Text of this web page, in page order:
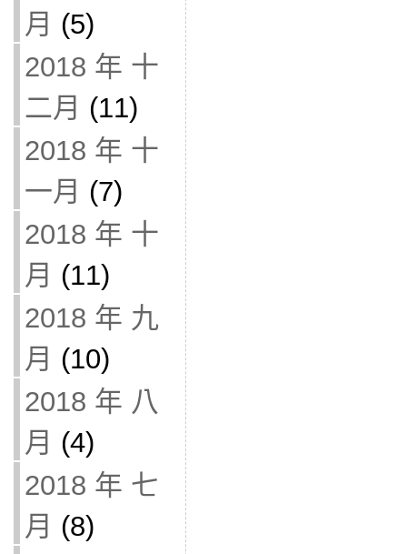
月 (5)
2018 年 十
二月 (11)
2018 年 十
一月 (7)
2018 年 十
月 (11)
2018 年 九
月 (10)
2018 年 八
月 (4)
2018 年 七
月 (8)